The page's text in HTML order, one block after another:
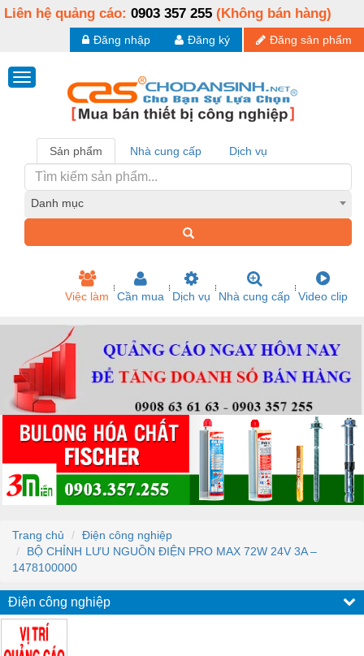
Liên hệ quảng cáo: 0903 357 255 (Không bán hàng)
Đăng sản phẩm
Đăng ký
Đăng nhập
Sản phẩm Nhà cung cấp Dịch vụ
Danh mục
Việc làm Cần mua Dịch vụ Nhà cung cấp Video clip
Trang chủ
Điện công nghiệp
BỘ CHỈNH LƯU NGUỒN ĐIỆN PRO MAX 72W 24V 3A –
1478100000
Điện công nghiệp